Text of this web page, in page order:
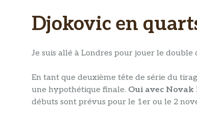
Djokovic en
Je suis allé à Londres pour jouer le double
En tant que deuxième tête de série du
une hypothétique finale. Oui avec Novak
débuts sont prévus pour le 1er ou le 2